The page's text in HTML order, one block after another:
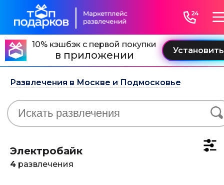
10% кэшбэк с первой покупки
в приложении
Развлечения в Москве и Подмосковье
Электробайк
4 развлечения